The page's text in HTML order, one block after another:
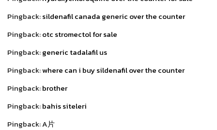
Pingback:sildenafil canada generic over the counter
Pingback:otc stromectol for sale
Pingback:generic tadalafil us
Pingback:where can i buy sildenafil over the counter
Pingback:brother
Pingback:bahis siteleri
Pingback:A片